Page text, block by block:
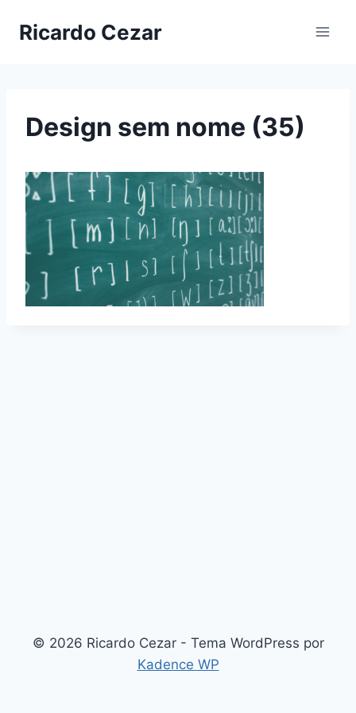
Ricardo Cezar
Design sem nome (35)
© 2026 Ricardo Cezar - Tema WordPress por
Kadence WP